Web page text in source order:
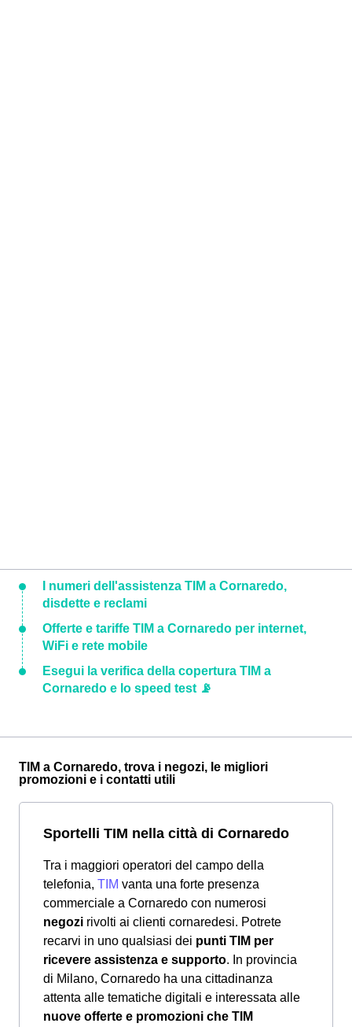
I numeri dell'assistenza TIM a Cornaredo,
disdette e reclami
Offerte e tariffe TIM a Cornaredo per internet,
WiFi e rete mobile
Esegui la verifica della copertura TIM a
Cornaredo e lo speed test 📡
TIM a Cornaredo, trova i negozi, le migliori
promozioni e i contatti utili
Sportelli TIM nella città di Cornaredo
Tra i maggiori operatori del campo della
telefonia, TIM vanta una forte presenza
commerciale a Cornaredo con numerosi
negozi rivolti ai clienti cornaredesi. Potrete
recarvi in uno qualsiasi dei punti TIM per
ricevere assistenza e supporto. In provincia
di Milano, Cornaredo ha una cittadinanza
attenta alle tematiche digitali e interessata alle
nuove offerte e promozioni che TIM